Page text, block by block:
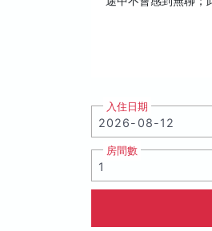
入住日期
房間數